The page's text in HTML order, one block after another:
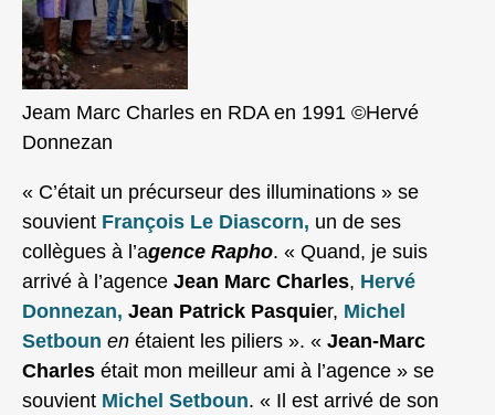
Jeam Marc Charles en RDA en 1991 ©Hervé
Donnezan
« C’était un précurseur des illuminations » se
souvient François Le Diascorn, un de ses
collègues à l’agence Rapho. « Quand, je suis
arrivé à l’agence Jean Marc Charles, Hervé
Donnezan, Jean Patrick Pasquier, Michel
Setboun en étaient les piliers ». « Jean-Marc
Charles était mon meilleur ami à l’agence » se
souvient Michel Setboun. « Il est arrivé de son